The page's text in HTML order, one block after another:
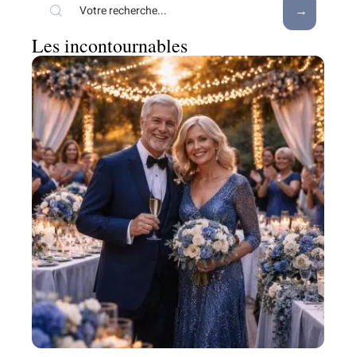
Les incontournables